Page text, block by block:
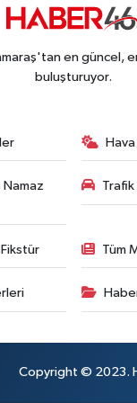
Said Bey
en güncel,
buluşturuyor.
Namaz
Trafik
Tüm
Copyright © 2023.